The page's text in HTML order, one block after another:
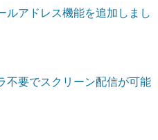
ルアドレス機能を追加しまし
不要でスクリーン配信が可能